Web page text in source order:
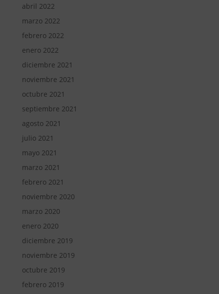
abril 2022
marzo 2022
febrero 2022
enero 2022
diciembre 2021
noviembre 2021
octubre 2021
septiembre 2021
agosto 2021
julio 2021
mayo 2021
marzo 2021
febrero 2021
noviembre 2020
marzo 2020
enero 2020
diciembre 2019
noviembre 2019
octubre 2019
febrero 2019